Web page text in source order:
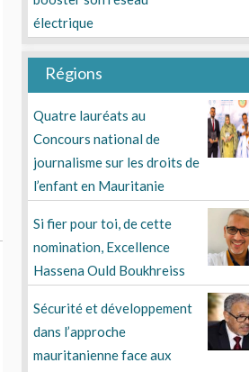
électrique
Régions
Quatre lauréats au
Concours national de
journalisme sur les droits de
l’enfant en Mauritanie
Si fier pour toi, de cette
nomination, Excellence
Hassena Ould Boukhreiss
Sécurité et développement
dans l’approche
mauritanienne face aux